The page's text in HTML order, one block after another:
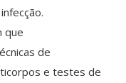
que
de
e testes de